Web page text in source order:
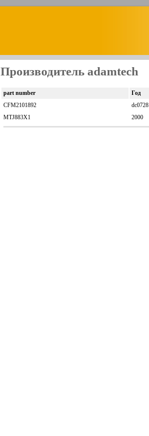
Производитель adamtech
part number Год
CFM2101892
dc0728
MTJ883X1
2000